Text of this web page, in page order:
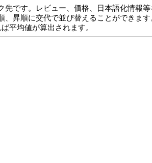
先です。レビュー、価格、日本語化情報等
昇順に交代で並び替えることができます
平均値が算出されます。